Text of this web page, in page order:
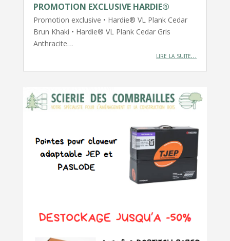
PROMOTION EXCLUSIVE HARDIE®
Promotion exclusive • Hardie® VL Plank Cedar
Brun Khaki • Hardie® VL Plank Cedar Gris
Anthracite…
lire la suite…